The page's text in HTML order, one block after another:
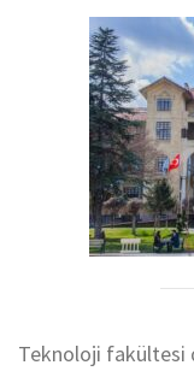
Teknoloji fakültesi